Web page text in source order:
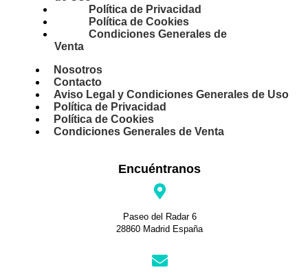
Política de Privacidad
Política de Cookies
Condiciones Generales de
Venta
Nosotros
Contacto
Aviso Legal y Condiciones Generales de Uso
Política de Privacidad
Política de Cookies
Condiciones Generales de Venta
Encuéntranos
Paseo del Radar 6
28860 Madrid España